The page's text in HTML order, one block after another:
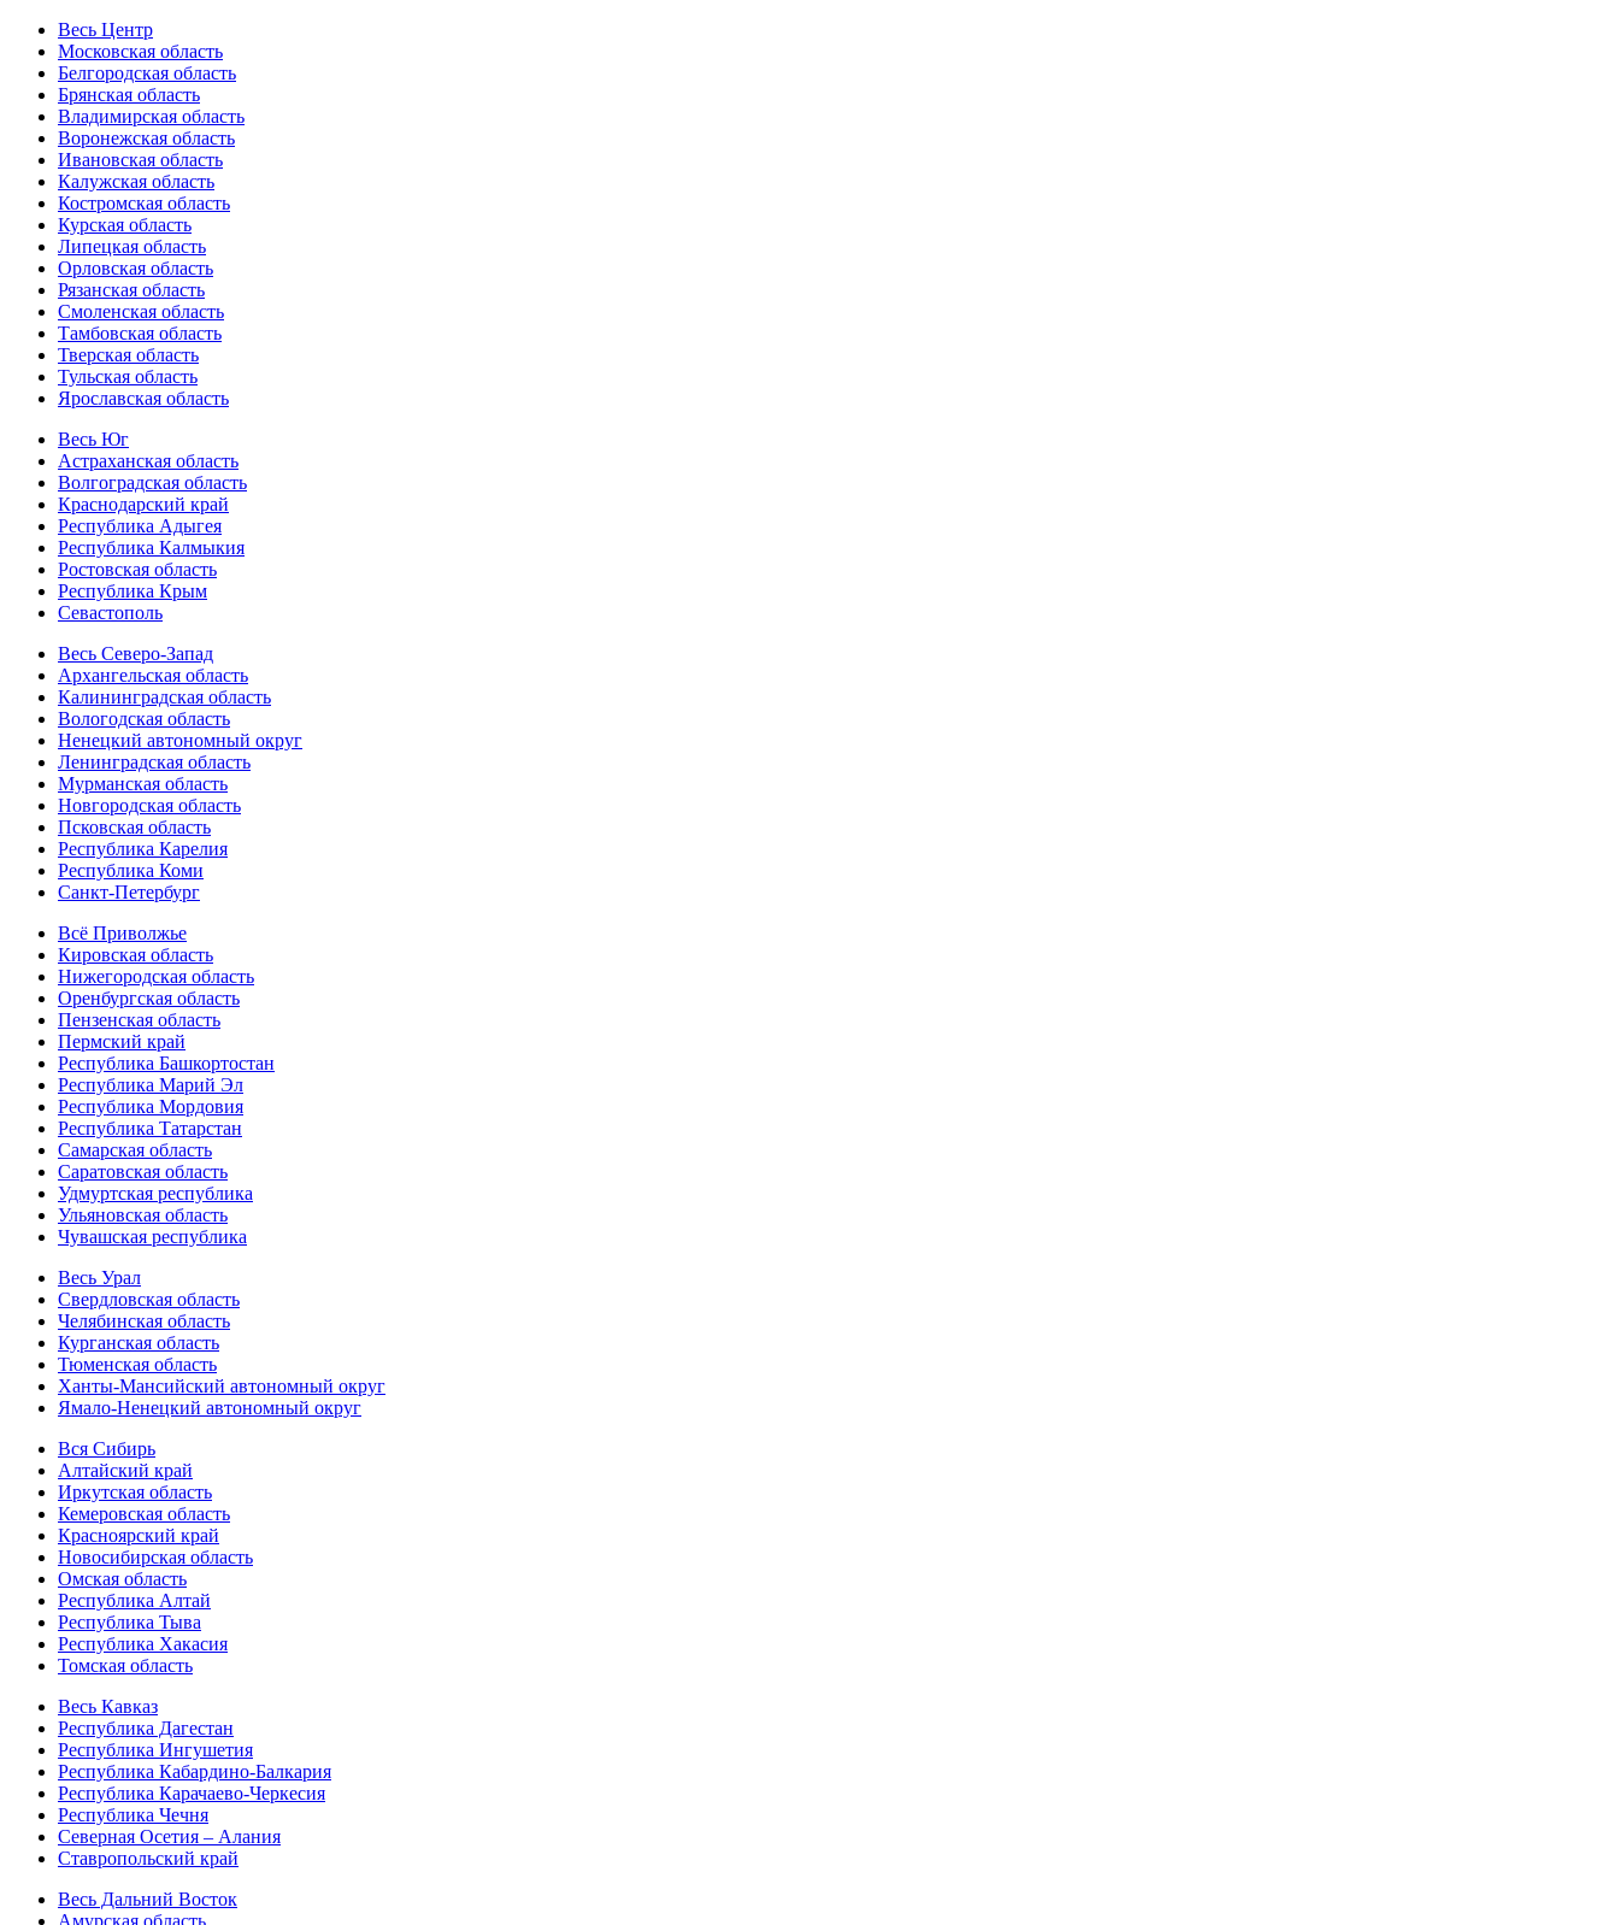
Весь Центр
Московская область
Белгородская область
Брянская область
Владимирская область
Воронежская область
Ивановская область
Калужская область
Костромская область
Курская область
Липецкая область
Орловская область
Рязанская область
Смоленская область
Тамбовская область
Тверская область
Тульская область
Ярославская область
Весь Юг
Астраханская область
Волгоградская область
Краснодарский край
Республика Адыгея
Республика Калмыкия
Ростовская область
Республика Крым
Севастополь
Весь Северо-Запад
Архангельская область
Калининградская область
Вологодская область
Ненецкий автономный округ
Ленинградская область
Мурманская область
Новгородская область
Псковская область
Республика Карелия
Республика Коми
Санкт-Петербург
Всё Приволжье
Кировская область
Нижегородская область
Оренбургская область
Пензенская область
Пермский край
Республика Башкортостан
Республика Марий Эл
Республика Мордовия
Республика Татарстан
Самарская область
Саратовская область
Удмуртская республика
Ульяновская область
Чувашская республика
Весь Урал
Свердловская область
Челябинская область
Курганская область
Тюменская область
Ханты-Мансийский автономный округ
Ямало-Ненецкий автономный округ
Вся Сибирь
Алтайский край
Иркутская область
Кемеровская область
Красноярский край
Новосибирская область
Омская область
Республика Алтай
Республика Тыва
Республика Хакасия
Томская область
Весь Кавказ
Республика Дагестан
Республика Ингушетия
Республика Кабардино-Балкария
Республика Карачаево-Черкесия
Республика Чечня
Северная Осетия – Алания
Ставропольский край
Весь Дальний Восток
Амурская область